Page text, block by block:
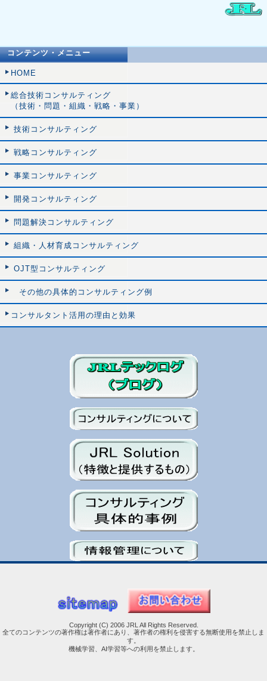
コンテンツ・メニュー
HOME
総合技術コンサルティング
（技術・問題・組織・戦略・事業）
技術コンサルティング
戦略コンサルティング
事業コンサルティング
開発コンサルティング
問題解決コンサルティング
組織・人材育成コンサルティング
OJT型コンサルティング
その他の具体的コンサルティング例
コンサルタント活用の理由と効果
Copyright (C) 2006 JRL All Rights Reserved.
全てのコンテンツの著作権は著作者にあり、著作者の権利を侵害する無断使用を禁止しま
す。
機械学習、AI学習等への利用を禁止します。